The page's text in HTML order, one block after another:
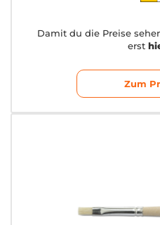
Damit du die Preise
erst
Zum